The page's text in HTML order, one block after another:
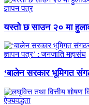
यस्तो छ साउन २० मा
‘बालेन सरकार भूमिगत